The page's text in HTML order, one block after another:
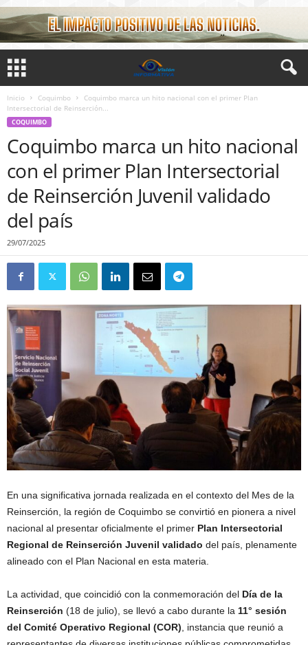
Inicio Coquimbo
Coquimbo marca un hito nacional con el primer Plan
Intersectorial de Reinserción...
COQUIMBO
Coquimbo marca un hito nacional
con el primer Plan Intersectorial
de Reinserción Juvenil validado
del país
29/07/2025
En una significativa jornada realizada en el contexto del Mes de la
Reinserción, la región de Coquimbo se convirtió en pionera a nivel
nacional al presentar oficialmente el primer Plan Intersectorial
Regional de Reinserción Juvenil validado del país, plenamente
alineado con el Plan Nacional en esta materia.
La actividad, que coincidió con la conmemoración del Día de la
Reinserción (18 de julio), se llevó a cabo durante la 11° sesión
del Comité Operativo Regional (COR) , instancia que reunió a